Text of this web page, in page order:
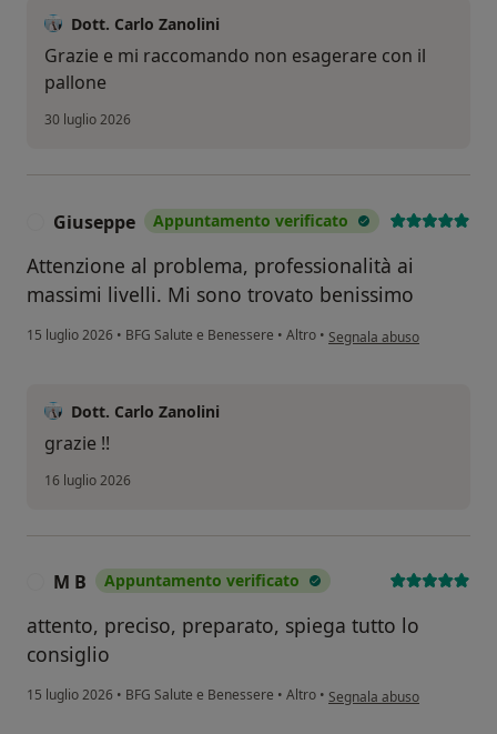
Dott. Carlo Zanolini
Grazie e mi raccomando non esagerare con il
pallone
30 luglio 2026
Giuseppe Appuntamento verificato
Attenzione al problema, professionalità ai
massimi livelli. Mi sono trovato benissimo
15 luglio 2026 • BFG Salute e Benessere • Altro • secondo l'opinione
Segnala abuso
Dott. Carlo Zanolini
grazie !!
16 luglio 2026
M B Appuntamento verificato
attento, preciso, preparato, spiega tutto lo
consiglio
15 luglio 2026 • BFG Salute e Benessere • Altro • secondo l'opinione
Segnala abuso